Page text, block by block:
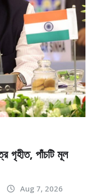
গৃহীত, পাঁচটি মূল
Aug 7, 2026